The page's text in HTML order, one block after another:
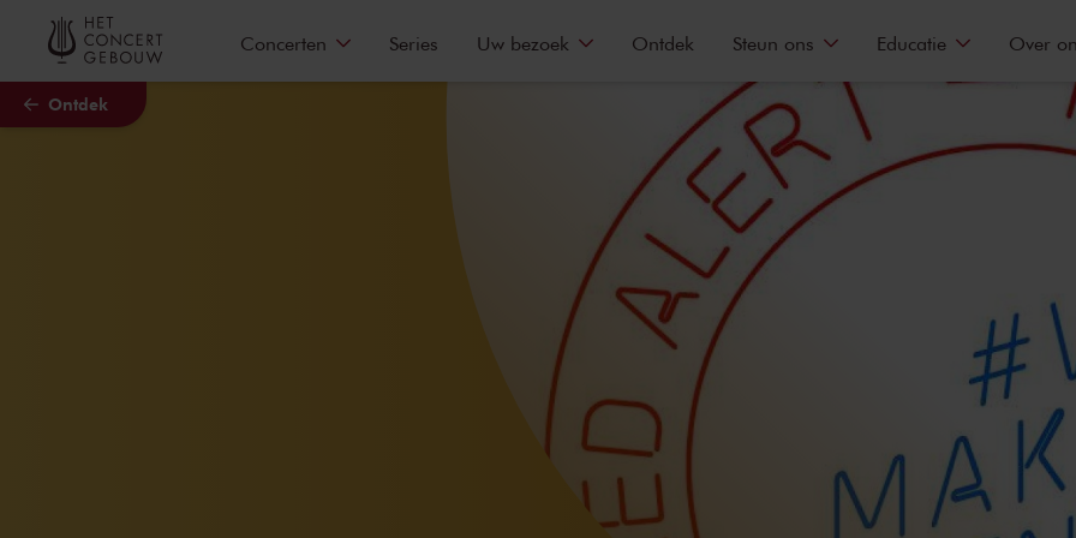
Naar hoofdcontent
Ontdek
Concerten Series Uw bezoek Ontdek Steun ons Educatie Over